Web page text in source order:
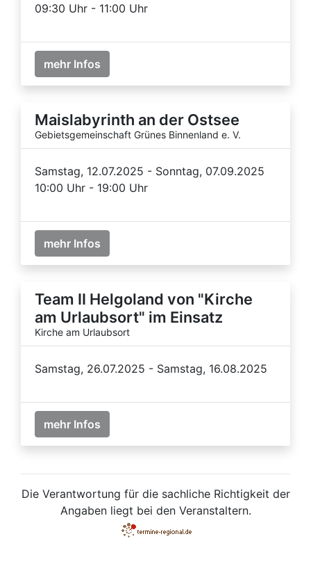
09:30 Uhr - 11:00 Uhr
mehr Infos
Maislabyrinth an der Ostsee
Gebietsgemeinschaft Grünes Binnenland e. V.
Samstag, 12.07.2025 - Sonntag, 07.09.2025
10:00 Uhr - 19:00 Uhr
mehr Infos
Team II Helgoland von "Kirche
am Urlaubsort" im Einsatz
Kirche am Urlaubsort
Samstag, 26.07.2025 - Samstag, 16.08.2025
mehr Infos
Die Verantwortung für die sachliche Richtigkeit der
Angaben liegt bei den Veranstaltern.